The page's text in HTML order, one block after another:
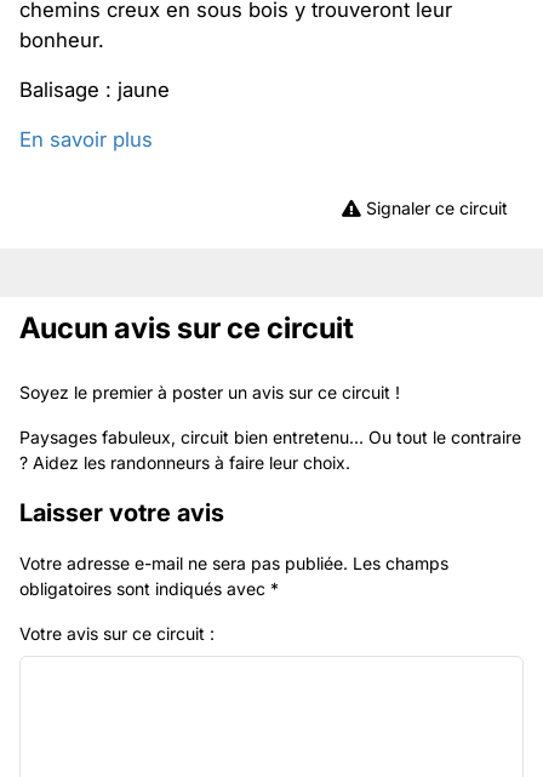
chemins creux en sous bois y trouveront leur
bonheur.
Balisage : jaune
En savoir plus
Signaler ce circuit
Aucun avis sur ce circuit
Soyez le premier à poster un avis sur ce circuit !
Paysages fabuleux, circuit bien entretenu... Ou tout le contraire
? Aidez les randonneurs à faire leur choix.
Laisser votre avis
Votre adresse e-mail ne sera pas publiée. Les champs
obligatoires sont indiqués avec *
Votre avis sur ce circuit :